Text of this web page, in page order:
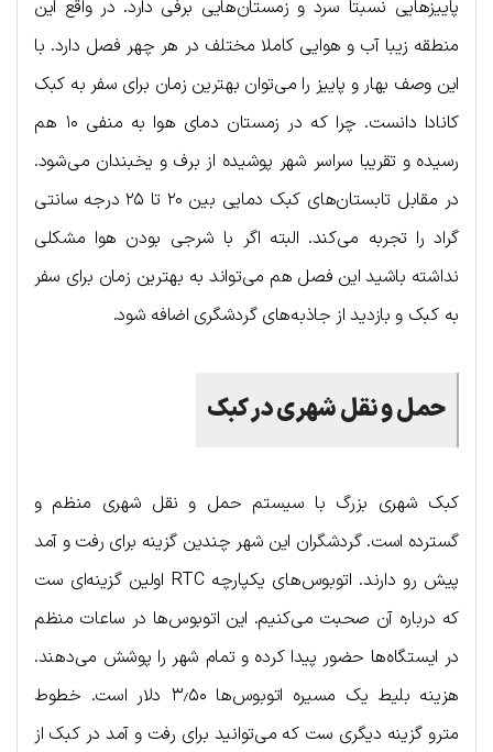
پاییزهایی نسبتا سرد و زمستان‌هایی برفی دارد. در واقع این
منطقه زیبا آب و هوایی کاملا مختلف در هر چهر فصل دارد. با
این وصف بهار و پاییز را می‌توان بهترین زمان برای سفر به کبک
کانادا دانست. چرا که در زمستان دمای هوا به منفی ۱۰ هم
رسیده و تقریبا سراسر شهر پوشیده از برف و یخبندان می‌شود.
در مقابل تابستان‌های کبک دمایی بین ۲۰ تا ۲۵ درجه سانتی
گراد را تجربه می‌کند. البته اگر با شرجی بودن هوا مشکلی
نداشته باشید این فصل هم می‌تواند به بهترین زمان برای سفر
به کبک و بازدید از جاذبه‌های گردشگری اضافه شود.
حمل و نقل شهری در کبک
کبک شهری بزرگ با سیستم حمل و نقل شهری منظم و
گسترده است. گردشگران این شهر چندین گزینه برای رفت و آمد
پیش رو دارند. اتوبوس‌های یکپارچه RTC اولین گزینه‌ای ست
که درباره آن صحبت می‌کنیم. این اتوبوس‌ها در ساعات منظم
در ایستگاه‌ها حضور پیدا کرده و تمام شهر را پوشش می‌دهند.
هزینه بلیط یک مسیره اتوبوس‌ها ۳٫۵۰ دلار است. خطوط
مترو گزینه دیگری ست که می‌توانید برای رفت و آمد در کبک از